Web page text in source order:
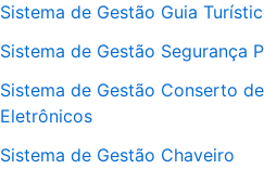
Sistema de Gestão Guia
Sistema de Gestão Segurança
Sistema de Gestão Conserto de
Eletrônicos
Sistema de Gestão Chaveiro